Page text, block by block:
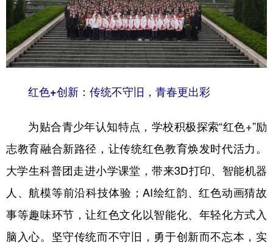
红色+创新：传统不守旧，青春更出彩
为贴合青少年认知特点，学校积极探索“红色+”励
志教育融合新路径，让传统红色教育焕发时代活力。
大学生科普团走进小学课堂，带来3D打印、智能机器
人、航模等前沿科技体验；AI绘红韵、红色动画猜故
事等趣味环节，让红色文化以智能化、年轻化方式入
脑入心。坚守传统而不守旧，勇于创新而不忘本，实